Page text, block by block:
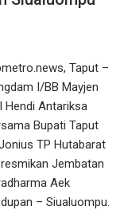
Taput –
I/BB Mayjen
Hendi Antariksa
Bupati Taput
TP Hutabarat
Jembatan
Aek
– Siualuompu.